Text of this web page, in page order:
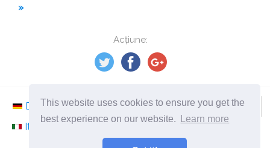
This website uses cookies to ensure you get the
best experience on our website.
Learn more
Acțiune:
»
Deutsch Nederlands Svenska
Norsk
Italiano
Español Românesc